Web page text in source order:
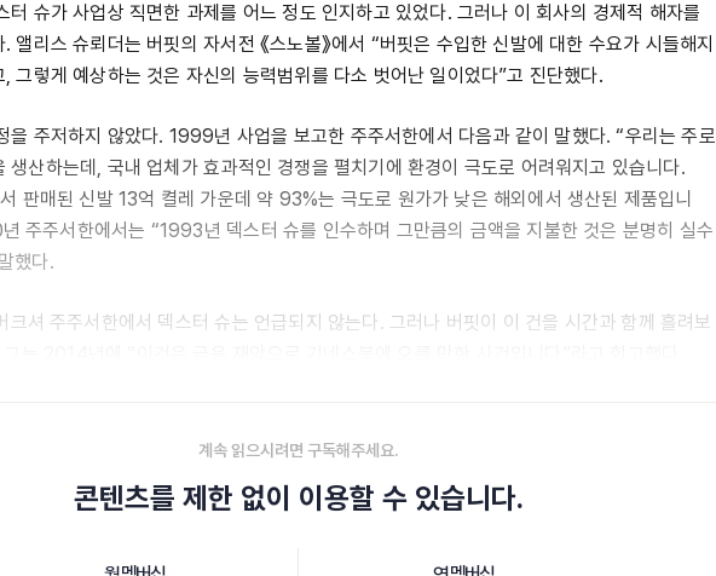
터 슈가 사업상 직면한 과제를 어느 정도 인지하고 있었다. 그러나 이 회사의 경제적 해자를
앨리스 슈뢰더는 버핏의 자서전 《스노볼》에서 “버핏은 수입한 신발에 대한 수요가 시들해지
, 그렇게 예상하는 것은 자신의 능력범위를 다소 벗어난 일이었다”고 진단했다.
을 주저하지 않았다. 1999년 사업을 보고한 주주서한에서 다음과 같이 말했다. “우리는 주로
생산하는데, 국내 업체가 효과적인 경쟁을 펼치기에 환경이 극도로 어려워지고 있습니다.
판매된 신발 13억 켤레 가운데 약 93%는 극도로 원가가 낮은 해외에서 생산된 제품입니
주주서한에서는 “1993년 덱스터 슈를 인수하며 그만큼의 금액을 지불한 것은 분명히 실수
했다.
크셔 주주서한에서 덱스터 슈는 언급되지 않는다. 그러나 버핏이 이 건을 시간과 함께 흘려보
계속 읽으시려면 구독해주세요.
콘텐츠를 제한 없이 이용할 수 있습니다.